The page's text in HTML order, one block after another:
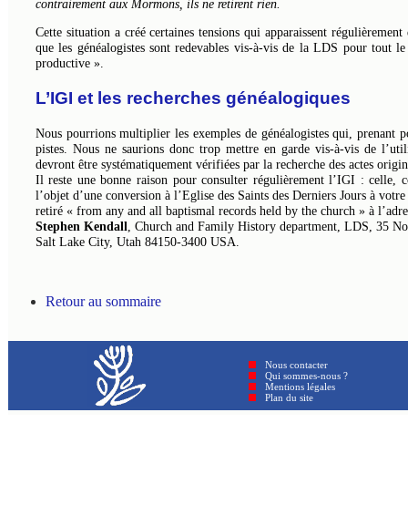
contrairement aux Mormons, ils ne retirent rien.
Cette situation a créé certaines tensions qui apparaissent
que les généalogistes sont redevables vis-à-vis de la LDS pour tout
productive ».
L’IGI et les recherches généalogiques
Nous pourrions multiplier les exemples de généalogistes qui, prenant
pistes. Nous ne saurions donc trop mettre en garde vis-à-vis de
devront être systématiquement vérifiées par la recherche des actes
Il reste une bonne raison pour consulter régulièrement l’IGI : celle,
l’objet d’une conversion à l’Eglise des Saints des Derniers Jours à
retiré « from any and all baptismal records held by the church » à
Stephen Kendall , Church and Family History department, LDS, 35
Salt Lake City, Utah 84150-3400 USA.
Retour au sommaire
Nous contacter
Qui sommes-nous ?
Mentions légales
Plan du site © GenAmi